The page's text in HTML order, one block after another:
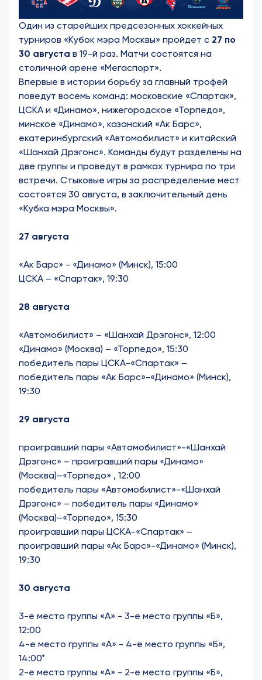
Один из старейших предсезонных хоккейных
турниров «Кубок мэра Москвы» пройдет с 27 по
30 августа в 19-й раз. Матчи состоятся на
столичной арене «Мегаспорт».
Впервые в истории борьбу за главный трофей
поведут восемь команд: московские «Спартак»,
ЦСКА и «Динамо», нижегородское «Торпедо»,
минское «Динамо», казанский «Ак Барс»,
екатеринбургский «Автомобилист» и китайский
«Шанхай Дрэгонс». Команды будут разделены на
две группы и проведут в рамках турнира по три
встречи. Стыковые игры за распределение мест
состоятся 30 августа, в заключительный день
«Кубка мэра Москвы».
27 августа
«Ак Барс» - «Динамо» (Минск), 15:00
ЦСКА – «Спартак», 19:30
28 августа
«Автомобилист» – «Шанхай Дрэгонс», 12:00
«Динамо» (Москва) – «Торпедо», 15:30
победитель пары ЦСКА-«Спартак» –
победитель пары «Ак Барс»-«Динамо» (Минск),
19:30
29 августа
проигравший пары «Автомобилист»-«Шанхай
Дрэгонс» – проигравший пары «Динамо»
(Москва)–«Торпедо» , 12:00
победитель пары «Автомобилист»-«Шанхай
Дрэгонс» – победитель пары «Динамо»
(Москва)–«Торпедо», 15:30
проигравший пары ЦСКА-«Спартак» –
проигравший пары «Ак Барс»-«Динамо» (Минск),
19:30
30 августа
3-е место группы «А» - 3-е место группы «Б»,
12:00
4-е место группы «А» - 4-е место группы «Б»,
14:00*
2-е место группы «А» - 2-е место группы «Б»,